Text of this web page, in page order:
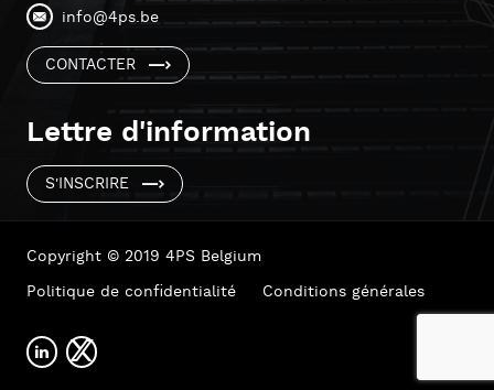
info@4ps.be
CONTACTER
Lettre d'information
S'INSCRIRE
Copyright © 2019 4PS Belgium
Politique de confidentialité
Conditions générales